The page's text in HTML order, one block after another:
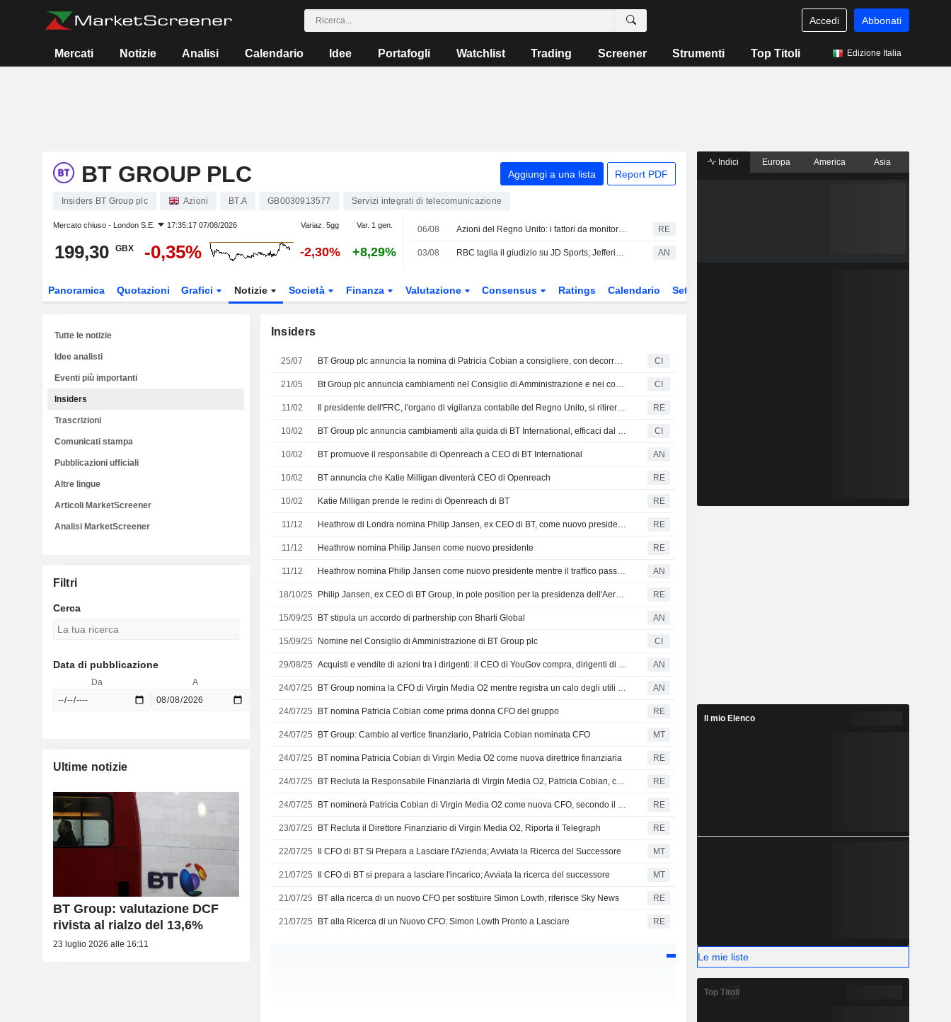
Accedi Abbonati
Mercati Notizie Analisi Calendario Idee Portafogli Watchlist Trading Screener Strumenti Top Titoli Edizione Italia
BT GROUP PLC Aggiungi a una lista Report PDF
Insiders BT Group plc Azioni BT.A GB0030913577 Servizi integrati di telecomunicazione
Mercato chiuso - London S.E. 17:35:17 07/08/2026 Variaz. 5gg Var. 1 gen.
199,30 GBX -0,35% -2,30% +8,29%
06/08 Azioni del Regno Unito: i fattori da monitorare il 6 agosto RE
03/08 RBC taglia il giudizio su JD Sports; Jefferies declassa Severn Trent AN
Panoramica Quotazioni Grafici Notizie Società Finanza Valutazione Consensus Ratings Calendario Settore
Insiders
25/07 BT Group plc annuncia la nomina di Patricia Cobian a consigliere, con decorrenza dal 20 luglio 2026 CI
21/05 Bt Group plc annuncia cambiamenti nel Consiglio di Amministrazione e nei comitati CI
11/02 Il presidente dell'FRC, l'organo di vigilanza contabile del Regno Unito, si ritirerà a settembre RE
10/02 BT Group plc annuncia cambiamenti alla guida di BT International, efficaci dal 1° aprile 2026 CI
10/02 BT promuove il responsabile di Openreach a CEO di BT International AN
10/02 BT annuncia che Katie Milligan diventerà CEO di Openreach RE
10/02 Katie Milligan prende le redini di Openreach di BT RE
11/12 Heathrow di Londra nomina Philip Jansen, ex CEO di BT, come nuovo presidente RE
11/12 Heathrow nomina Philip Jansen come nuovo presidente RE
11/12 Heathrow nomina Philip Jansen come nuovo presidente mentre il traffico passeggeri cresce AN
18/10/25 Philip Jansen, ex CEO di BT Group, in pole position per la presidenza dell'Aeroporto di Heathrow RE
15/09/25 BT stipula un accordo di partnership con Bharti Global AN
15/09/25 Nomine nel Consiglio di Amministrazione di BT Group plc CI
29/08/25 Acquisti e vendite di azioni tra i dirigenti: il CEO di YouGov compra, dirigenti di BT, NatWest e Weir vendono AN
24/07/25 BT Group nomina la CFO di Virgin Media O2 mentre registra un calo degli utili trimestrali AN
24/07/25 BT nomina Patricia Cobian come prima donna CFO del gruppo RE
24/07/25 BT Group: Cambio al vertice finanziario, Patricia Cobian nominata CFO MT
24/07/25 BT nomina Patricia Cobian di Virgin Media O2 come nuova direttrice finanziaria RE
24/07/25 BT Recluta la Responsabile Finanziaria di Virgin Media O2, Patricia Cobian, come Nuova CFO RE
24/07/25 BT nominerà Patricia Cobian di Virgin Media O2 come nuova CFO, secondo il Telegraph RE
23/07/25 BT Recluta il Direttore Finanziario di Virgin Media O2, Riporta il Telegraph RE
22/07/25 Il CFO di BT Si Prepara a Lasciare l'Azienda; Avviata la Ricerca del Successore MT
21/07/25 Il CFO di BT si prepara a lasciare l'incarico; Avviata la ricerca del successore MT
21/07/25 BT alla ricerca di un nuovo CFO per sostituire Simon Lowth, riferisce Sky News RE
21/07/25 BT alla Ricerca di un Nuovo CFO: Simon Lowth Pronto a Lasciare RE
Tutte le notizie
Idee analisti
Eventi più importanti
Insiders
Trascrizioni
Comunicati stampa
Pubblicazioni ufficiali
Altre lingue
Articoli MarketScreener
Analisi MarketScreener
Filtri
Cerca
Data di pubblicazione
Da A
Ultime notizie
BT Group: valutazione DCF
rivista al rialzo del 13,6%
23 luglio 2026 alle 16:11
Indici Europa America Asia
Il mio Elenco
Le mie liste
Top Titoli